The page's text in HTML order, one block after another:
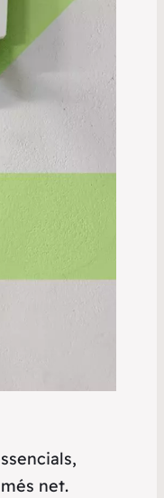
net.